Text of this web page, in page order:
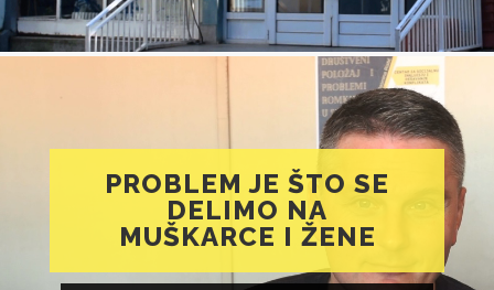
PROBLEM JE ŠTO SE
DELIMO NA
MUŠKARCE I ŽENE